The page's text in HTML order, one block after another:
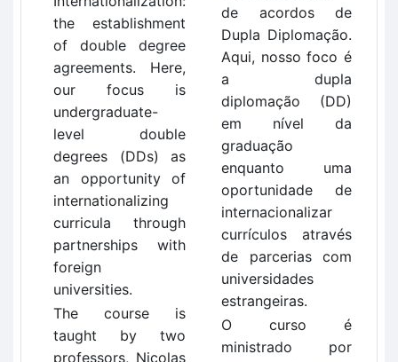
the establishment
of double degree
agreements. Here,
our focus is
undergraduate-
level double
degrees (DDs) as
an opportunity of
internationalizing
curricula through
partnerships with
foreign
universities.
The course is
taught by two
professors, Nicolas
de acordos de
Dupla Diplomação.
Aqui, nosso foco é
a dupla
diplomação (DD)
em nível da
graduação
enquanto uma
oportunidade de
internacionalizar
currículos através
de parcerias com
universidades
estrangeiras.
O curso é
ministrado por